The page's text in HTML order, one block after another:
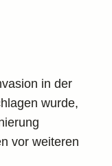
in der
wurde,
vor weiteren